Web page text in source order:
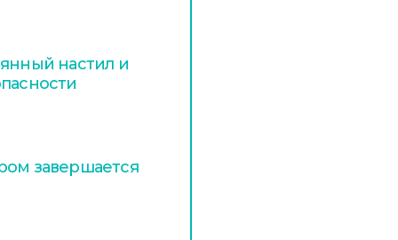
настил и
завершается